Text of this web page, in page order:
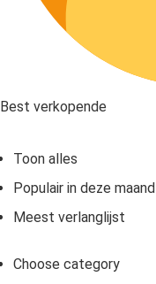
Best verkopende
Toon alles
Populair in deze maand
Meest verlanglijst
Choose category